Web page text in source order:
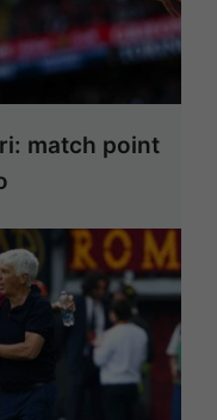
match point